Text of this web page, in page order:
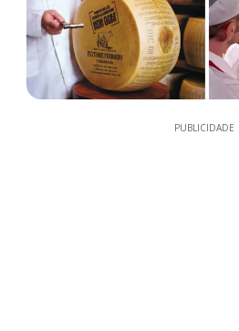
PUBLICIDADE